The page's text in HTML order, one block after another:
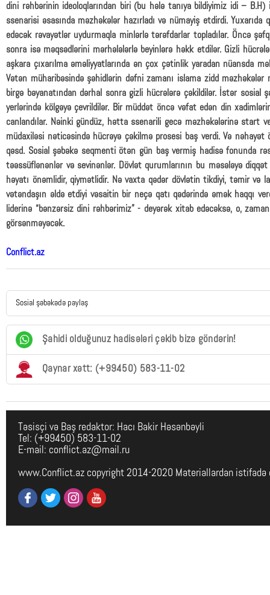
dini rəhbərinin ideoloqlarından biri (bu hələ tanıya bildiyimiz idi –
ssenarisi əsasında məzhəkələr hazırladı və nümayiş etdirdi.
edəcək rəvayətlər uydurmaqla minlərlə tərəfdarlar topladılar. Öncə
sonra isə məqsədlərini mərhələlərlə beyinlərə həkk etdilər. Gizli
aşkara çıxarılma əməliyyatlarında ən çox çətinlik yaradan nüansda
Vətən müharibəsində şəhidlərin dəfni zamanı islama zidd
birgə bəyanatından dərhal sonra gizli hücrələrə çəkildilər. İstər sosial
yerlərində kölgəyə çevrildilər. Bir müddət öncə vəfat edən din
canlandılar. Nəinki gündüz, hətta ssenarili gecə məzhəkələrinə start
müdaxiləsi nəticəsində hücrəyə çəkilmə prosesi baş verdi. Və
qəsd. Sosial şəbəkə seqmenti ötən gün baş vermiş hadisə fonunda
təəssüflənənlər və sevinənlər. Dövlət qurumlarının bu məsələyə
həyatı önəmlidir, qiymətlidir. Nə vaxta qədər dövlətin tikdiyi, təmir və
vətəndaşın əldə etdiyi vəsaitin bir neçə qatı qədərində əmək haqqı
liderinə “bənzərsiz dini rəhbərimiz” - deyərək xitab edəcəksə, o,
görsənməyəcək.
Conflict.az
Sosial şəbəkədə paylaş
Şahidi olduğunuz hadisələri çəkib bizə göndərin!
Qaynar xətt: (+99450) 583-11-02
Təsisçi və Baş redaktor: Hacı Bakir Həsənbəyli
Tel: (+99450) 583-11-02
E-mail: conflict.az@mail.ru
www.Conflict.az copyright 2014-2020 Materiallardan istifadə